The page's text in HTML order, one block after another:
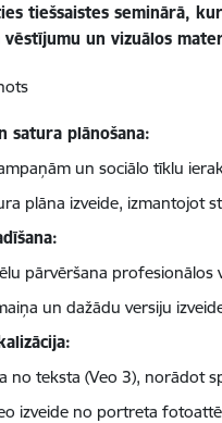
tiešsaistes seminārā,
un vizuālos
satura plānošana:
un sociālo tīklu
plāna izveide, izmantojot
pārvēršana profesionālos
un dažādu versiju
no teksta (Veo 3), norādot
izveide no portreta